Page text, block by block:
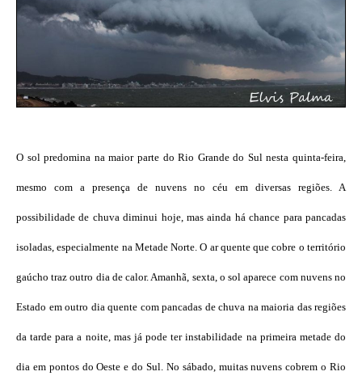
O sol predomina na maior parte do Rio Grande do Sul nesta quinta-feira,
mesmo com a presença de nuvens no céu em diversas regiões. A
possibilidade de chuva diminui hoje, mas ainda há chance para pancadas
isoladas, especialmente na Metade Norte. O ar quente que cobre o território
gaúcho traz outro dia de calor. Amanhã, sexta, o sol aparece com nuvens no
Estado em outro dia quente com pancadas de chuva na maioria das regiões
da tarde para a noite, mas já pode ter instabilidade na primeira metade do
dia em pontos do Oeste e do Sul. No sábado, muitas nuvens cobrem o Rio